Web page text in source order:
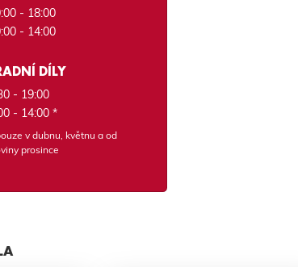
- 18:00
- 14:00
DÍLY
- 19:00
- 14:00 *
v dubnu, květnu a od
prosince